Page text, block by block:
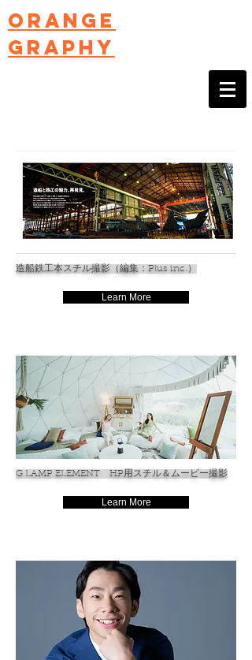
ORANGE
GRAPHY
造船鉄工本スチル撮影（編集：Plus inc.）
Learn More
G LAMP ELEMENT HP用スチル＆ムービー撮影
Learn More